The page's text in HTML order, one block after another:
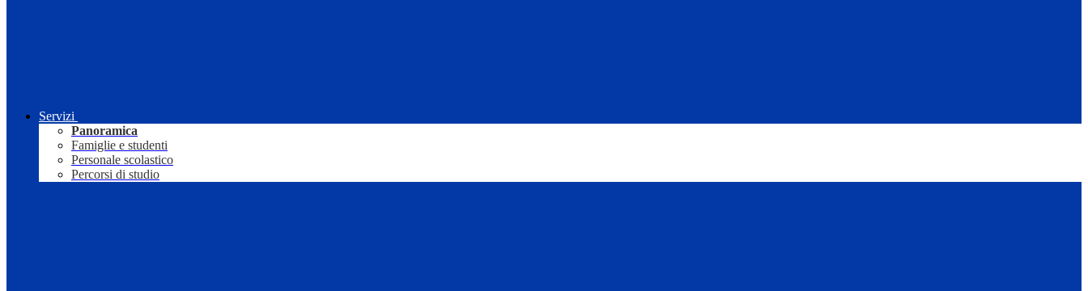
Servizi
Panoramica
Famiglie e studenti
Personale scolastico
Percorsi di studio